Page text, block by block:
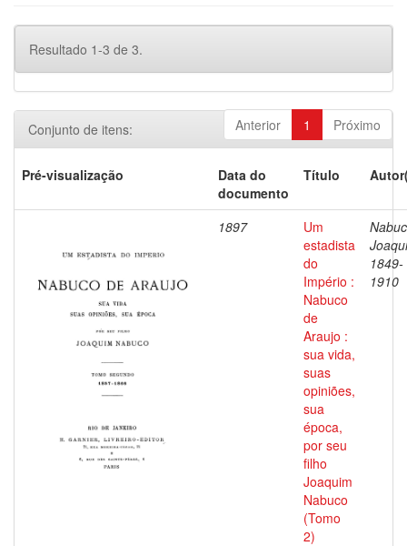
Resultado 1-3 de 3.
Anterior 1 Próximo
Conjunto de itens:
Pré-visualização
Data do
documento
Título
1897
Um
estadista
do
Império :
Nabuco
de
Araujo :
sua vida,
suas
opiniões,
sua
época,
por seu
filho
Joaquim
Nabuco
(Tomo
2)
1849-
1910